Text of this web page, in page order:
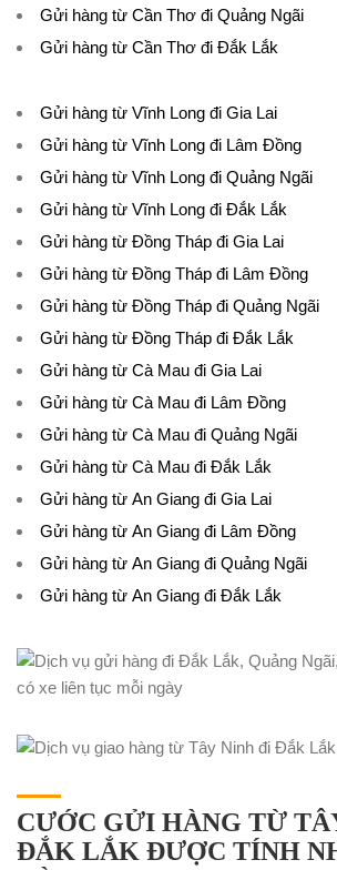
Gửi hàng từ Cần Thơ đi Quảng Ngãi
Gửi hàng từ Cần Thơ đi Đắk Lắk
Gửi hàng từ Vĩnh Long đi Gia Lai
Gửi hàng từ Vĩnh Long đi Lâm Đồng
Gửi hàng từ Vĩnh Long đi Quảng Ngãi
Gửi hàng từ Vĩnh Long đi Đắk Lắk
Gửi hàng từ Đồng Tháp đi Gia Lai
Gửi hàng từ Đồng Tháp đi Lâm Đồng
Gửi hàng từ Đồng Tháp đi Quảng Ngãi
Gửi hàng từ Đồng Tháp đi Đắk Lắk
Gửi hàng từ Cà Mau đi Gia Lai
Gửi hàng từ Cà Mau đi Lâm Đồng
Gửi hàng từ Cà Mau đi Quảng Ngãi
Gửi hàng từ Cà Mau đi Đắk Lắk
Gửi hàng từ An Giang đi Gia Lai
Gửi hàng từ An Giang đi Lâm Đồng
Gửi hàng từ An Giang đi Quảng Ngãi
Gửi hàng từ An Giang đi Đắk Lắk
CƯỚC GỬI HÀNG TỪ
ĐẮK LẮK ĐƯỢC TÍNH